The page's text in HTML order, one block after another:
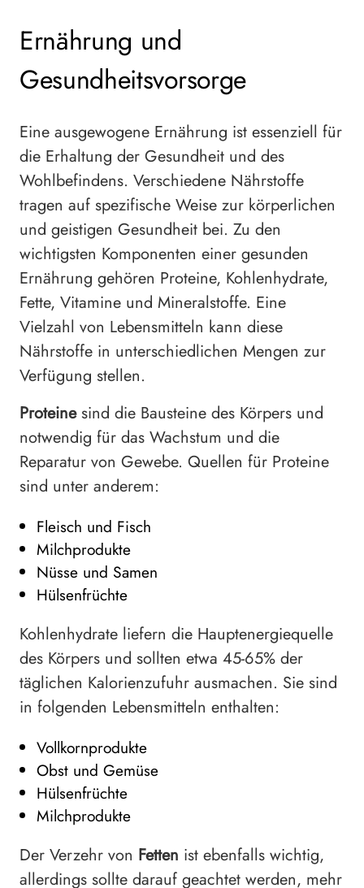
Ernährung und
Gesundheitsvorsorge
Eine ausgewogene Ernährung ist essenziell für
die Erhaltung der Gesundheit und des
Wohlbefindens. Verschiedene Nährstoffe
tragen auf spezifische Weise zur körperlichen
und geistigen Gesundheit bei. Zu den
wichtigsten Komponenten einer gesunden
Ernährung gehören Proteine, Kohlenhydrate,
Fette, Vitamine und Mineralstoffe. Eine
Vielzahl von Lebensmitteln kann diese
Nährstoffe in unterschiedlichen Mengen zur
Verfügung stellen.
Proteinesind die Bausteine des Körpers und
notwendig für das Wachstum und die
Reparatur von Gewebe. Quellen für Proteine
sind unter anderem:
Fleisch und Fisch
Milchprodukte
Nüsse und Samen
Hülsenfrüchte
Kohlenhydrate liefern die Hauptenergiequelle
des Körpers und sollten etwa 45-65% der
täglichen Kalorienzufuhr ausmachen. Sie sind
in folgenden Lebensmitteln enthalten:
Vollkornprodukte
Obst und Gemüse
Hülsenfrüchte
Milchprodukte
Der Verzehr von Fetten ist ebenfalls wichtig,
allerdings sollte darauf geachtet werden, mehr